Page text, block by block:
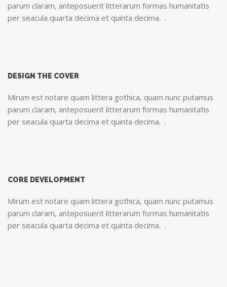
parum claram, anteposuerit litterarum formas humanitatis
per seacula quarta decima et quinta decima. .
DESIGN THE COVER
Mirum est notare quam littera gothica, quam nunc putamus
parum claram, anteposuerit litterarum formas humanitatis
per seacula quarta decima et quinta decima. .
CORE DEVELOPMENT
Mirum est notare quam littera gothica, quam nunc putamus
parum claram, anteposuerit litterarum formas humanitatis
per seacula quarta decima et quinta decima. .